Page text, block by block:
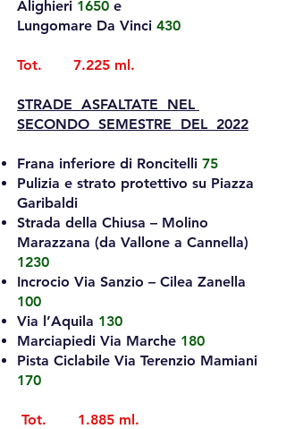
Alighieri 1650 e
Lungomare Da Vinci 430
Tot. 7.225 ml.
STRADE ASFALTATE NEL
SECONDO SEMESTRE DEL 2022
Frana inferiore di Roncitelli 75
Pulizia e strato protettivo su Piazza
Garibaldi
Strada della Chiusa – Molino
Marazzana (da Vallone a Cannella)
1230
Incrocio Via Sanzio – Cilea Zanella
100
Via l’Aquila 130
Marciapiedi Via Marche 180
Pista Ciclabile Via Terenzio Mamiani
170
Tot. 1.885 ml.